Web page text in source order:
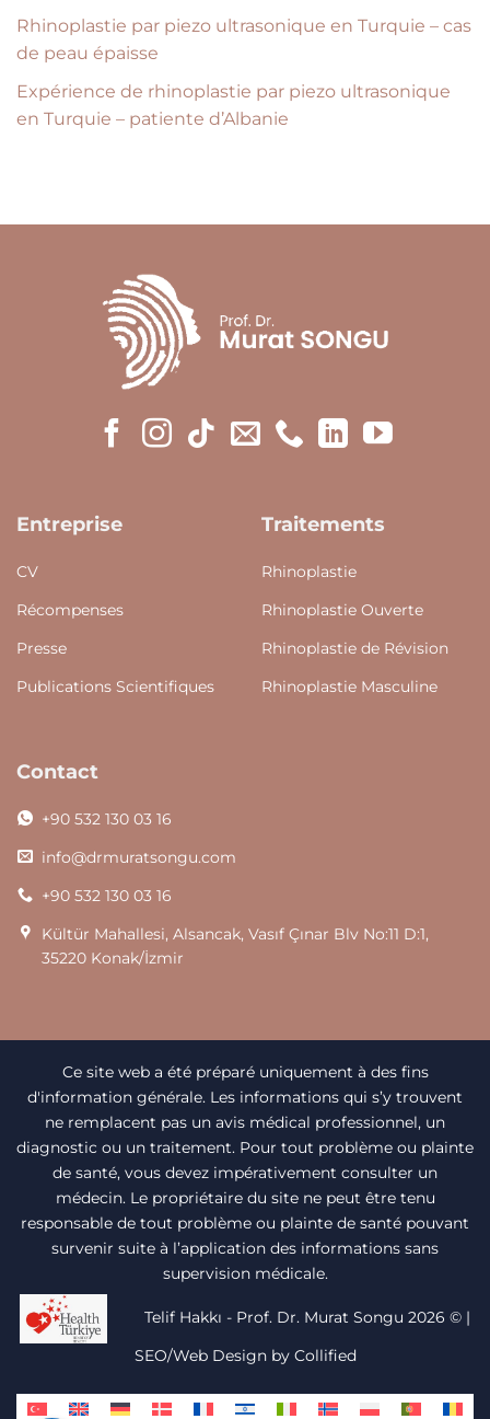
Rhinoplastie par piezo ultrasonique en Turquie – cas
de peau épaisse
Expérience de rhinoplastie par piezo ultrasonique
en Turquie – patiente d’Albanie
Entreprise
CV
Récompenses
Presse
Publications Scientifiques
Traitements
Rhinoplastie
Rhinoplastie Ouverte
Rhinoplastie de Révision
Rhinoplastie Masculine
Contact
+90 532 130 03 16
info@drmuratsongu.com
+90 532 130 03 16
Kültür Mahallesi, Alsancak, Vasıf Çınar Blv No:11 D:1,
35220 Konak/İzmir
Ce site web a été préparé uniquement à des fins
d'information générale. Les informations qui s’y trouvent
ne remplacent pas un avis médical professionnel, un
diagnostic ou un traitement. Pour tout problème ou plainte
de santé, vous devez impérativement consulter un
médecin. Le propriétaire du site ne peut être tenu
responsable de tout problème ou plainte de santé pouvant
survenir suite à l’application des informations sans
supervision médicale.
Telif Hakkı - Prof. Dr. Murat Songu 2026 © |
SEO/Web Design by Collified